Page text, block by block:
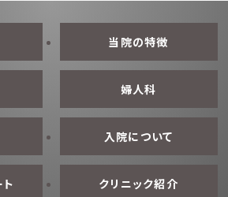
当院の特徴
婦人科
入院について
クリニック紹介